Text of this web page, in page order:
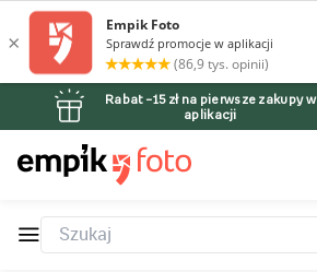
Rabat –15 zł na pierwsze zakupy w
aplikacji